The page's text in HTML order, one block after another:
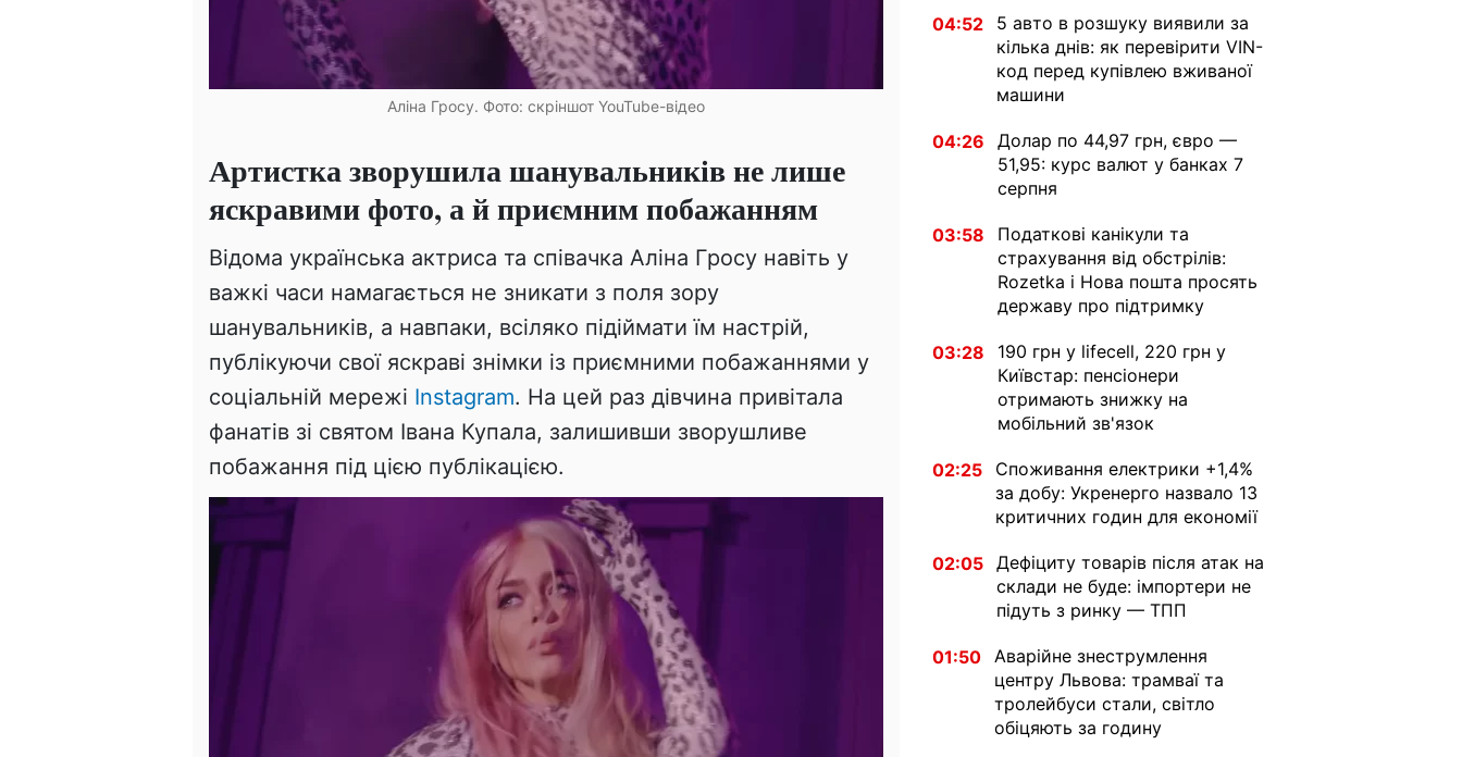
Аліна Гросу. Фото: скріншот YouTube-відео
Артистка зворушила шанувальників не лише
яскравими фото, а й приємним побажанням
Відома українська актриса та співачка Аліна Гросу навіть у
важкі часи намагається не зникати з поля зору
шанувальників, а навпаки, всіляко підіймати їм настрій,
публікуючи свої яскраві знімки із приємними побажаннями у
соціальній мережі Instagram. На цей раз дівчина привітала
фанатів зі святом Івана Купала, залишивши зворушливе
побажання під цією публікацією.
04:52
5 авто в розшуку виявили за
кілька днів: як перевірити VIN-
код перед купівлею вживаної
машини
04:26
Долар по 44,97 грн, євро —
51,95: курс валют у банках 7
серпня
03:58
Податкові канікули та
страхування від обстрілів:
Rozetka і Нова пошта просять
державу про підтримку
03:28
190 грн у lifecell, 220 грн у
Київстар: пенсіонери
отримають знижку на
мобільний зв'язок
02:25
Споживання електрики +1,4%
за добу: Укренерго назвало 13
критичних годин для економії
02:05 Дефіциту товарів після атак на
склади не буде: імпортери не
підуть з ринку — ТПП
01:50 Аварійне знеструмлення
центру Львова: трамваї та
тролейбуси стали, світло
обіцяють за годину